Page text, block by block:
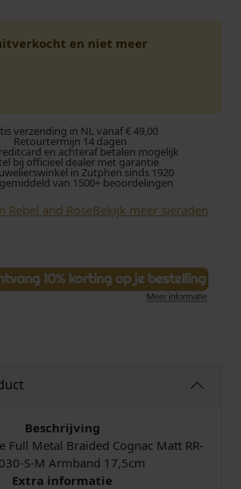
en niet meer
verzending in NL vanaf € 49,00
Retourtermijn 14 dagen
en achteraf betalen mogelijk
bij officieel dealer met garantie
in Zutphen sinds 1920
van 1500+ beoordelingen
Rebel and RoseBekijk meer sieraden
Beschrijving
Full Metal Braided Cognac Matt RR-
S-M Armband 17,5cm
Extra informatie